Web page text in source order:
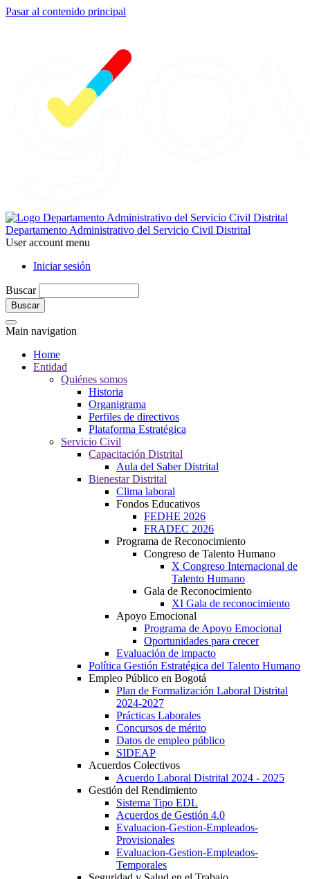
Pasar al contenido principal
Departamento Administrativo del Servicio Civil Distrital
User account menu
Iniciar sesión
Buscar
Main navigation
Home
Entidad
Quiénes somos
Historia
Organigrama
Perfiles de directivos
Plataforma Estratégica
Servicio Civil
Capacitación Distrital
Aula del Saber Distrital
Bienestar Distrital
Clima laboral
Fondos Educativos
FEDHE 2026
FRADEC 2026
Programa de Reconocimiento
Congreso de Talento Humano
X Congreso Internacional de
Talento Humano
Gala de Reconocimiento
XI Gala de reconocimiento
Apoyo Emocional
Programa de Apoyo Emocional
Oportunidades para crecer
Evaluación de impacto
Política Gestión Estratégica del Talento Humano
Empleo Público en Bogotá
Plan de Formalización Laboral Distrital
2024-2027
Prácticas Laborales
Concursos de mérito
Datos de empleo público
SIDEAP
Acuerdos Colectivos
Acuerdo Laboral Distrital 2024 - 2025
Gestión del Rendimiento
Sistema Tipo EDL
Acuerdos de Gestión 4.0
Evaluacion-Gestion-Empleados-
Provisionales
Evaluacion-Gestion-Empleados-
Temporales